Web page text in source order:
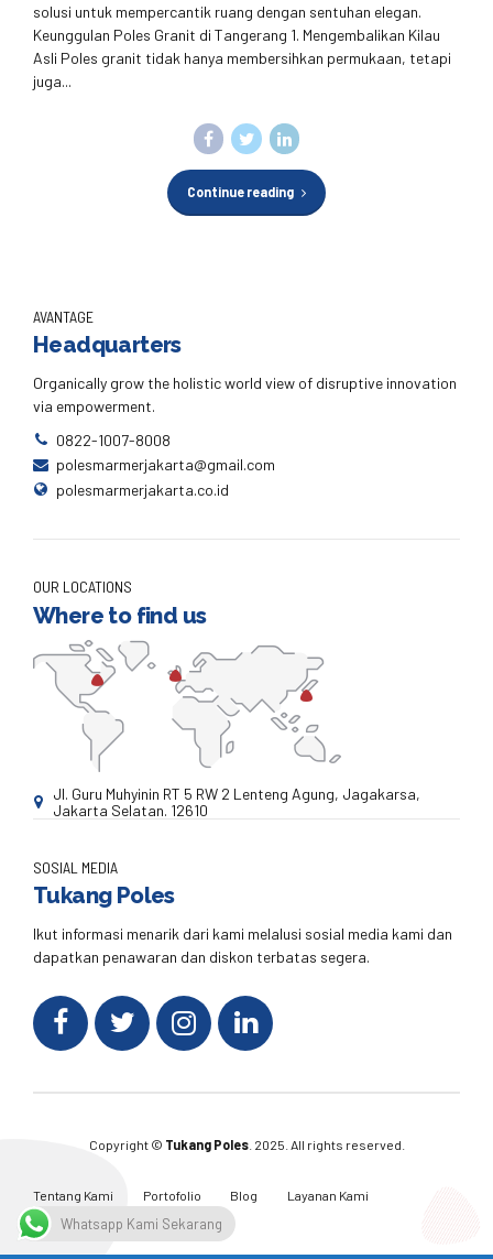
solusi untuk mempercantik ruang dengan sentuhan elegan.
Keunggulan Poles Granit di Tangerang 1. Mengembalikan Kilau
Asli Poles granit tidak hanya membersihkan permukaan, tetapi
juga...
Continue reading
AVANTAGE
Headquarters
Organically grow the holistic world view of disruptive innovation
via empowerment.
0822-1007-8008
polesmarmerjakarta@gmail.com
polesmarmerjakarta.co.id
OUR LOCATIONS
Where to find us
Jl. Guru Muhyinin RT 5 RW 2 Lenteng Agung, Jagakarsa,
Jakarta Selatan. 12610
SOSIAL MEDIA
Tukang Poles
Ikut informasi menarik dari kami melalusi sosial media kami dan
dapatkan penawaran dan diskon terbatas segera.
Copyright © Tukang Poles. 2025. All rights reserved.
Tentang Kami Portofolio Blog
Layanan Kami
Kontak Kami
Whatsapp Kami Sekarang